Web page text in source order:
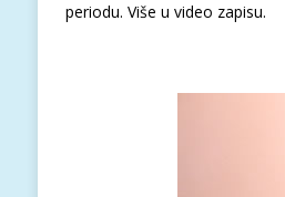
periodu. Više u video zapisu.